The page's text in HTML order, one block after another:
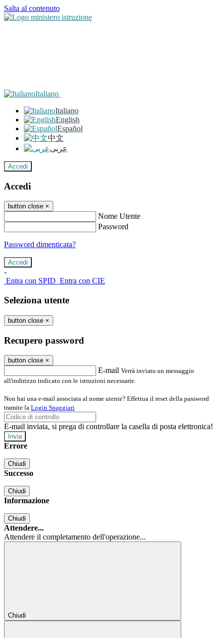
Salta al contenuto
Italiano
Italiano
English
Español
中文
عربى
Accedi
Accedi
button close ×
Nome Utente
Password
Password dimenticata?
-
Entra con SPID Entra con CIE
Seleziona utente
button close ×
Recupero password
button close ×
E-mail Verrà inviato un messaggio
all'indirizzo indicato con le istruzioni necessarie.
Non hai una e-mail associata al nome utente? Effettua il reset della password
tramite la Login Spaggiari
E-mail inviata, si prega di controllare la casella di posta elettronica!
Errore
Chiudi
Successo
Chiudi
Informazione
Chiudi
Attendere...
Attendere il completamento dell'operazione...
Chiudi